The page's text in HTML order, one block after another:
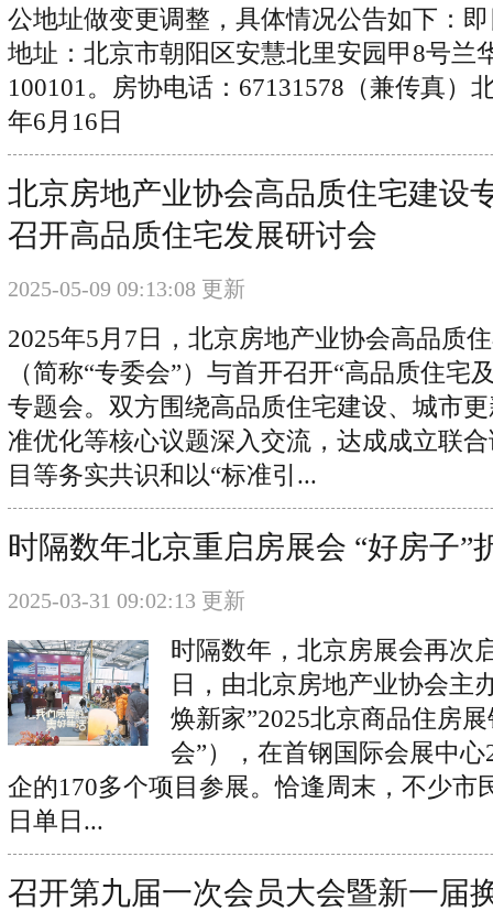
公地址做变更调整，具体情况公告如下：
地址：北京市朝阳区安慧北里安园甲8号兰
100101。房协电话：67131578（兼传真）
年6月16日
北京房地产业协会高品质住宅建设
召开高品质住宅发展研讨会
2025-05-09 09:13:08 更新
2025年5月7日，北京房地产业协会高品质
（简称“专委会”）与首开召开“高品质住宅
专题会。双方围绕高品质住宅建设、城市
准优化等核心议题深入交流，达成成立联
目等务实共识和以“标准引...
时隔数年北京重启房展会 “好房子”
2025-03-31 09:02:13 更新
时隔数年，北京房展会再次
日，由北京房地产业协会主
焕新家”2025北京商品住房
会”），在首钢国际会展中
企的170多个项目参展。恰逢周末，不少市
日单日...
召开第九届一次会员大会暨新一届